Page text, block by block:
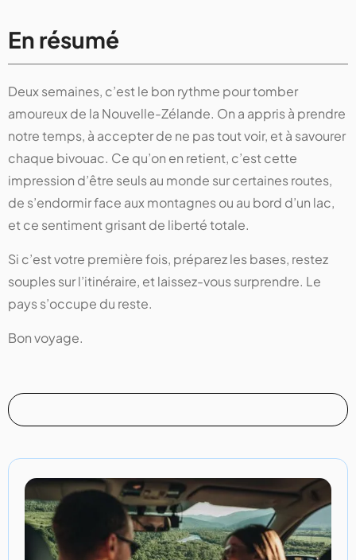
En résumé
Deux semaines, c’est le bon rythme pour tomber
amoureux de la Nouvelle-Zélande. On a appris à prendre
notre temps, à accepter de ne pas tout voir, et à savourer
chaque bivouac. Ce qu’on en retient, c’est cette
impression d’être seuls au monde sur certaines routes,
de s’endormir face aux montagnes ou au bord d’un lac,
et ce sentiment grisant de liberté totale.
Si c’est votre première fois, préparez les bases, restez
souples sur l’itinéraire, et laissez-vous surprendre. Le
pays s’occupe du reste.
Bon voyage.